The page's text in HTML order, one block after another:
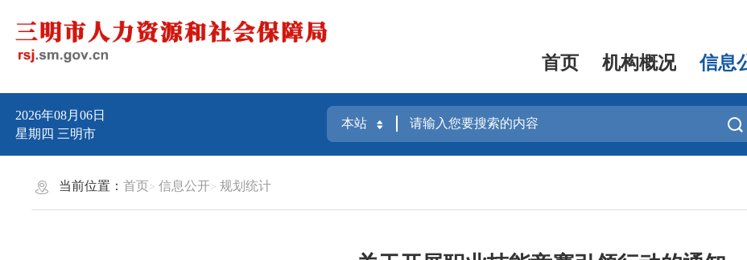
首页 机构概况 信息
2026年08月06日
星期四 三明市
当前位置：首页 信息公开 规划统计